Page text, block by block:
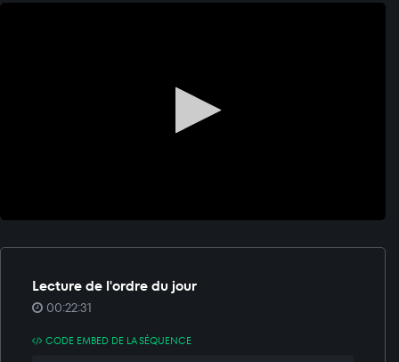
Lecture de l'ordre du jour
00:22:31
CODE EMBED DE LA SÉQUENCE